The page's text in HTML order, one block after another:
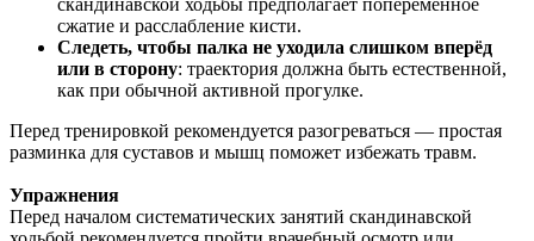
сжатие и расслабление кисти.
Следеть, чтобы палка не уходила слишком вперёд
или в сторону: траектория должна быть естественной,
как при обычной активной прогулке.
Перед тренировкой рекомендуется разогреваться — простая
разминка для суставов и мышц поможет избежать травм.
Упражнения
Перед началом систематических занятий скандинавской